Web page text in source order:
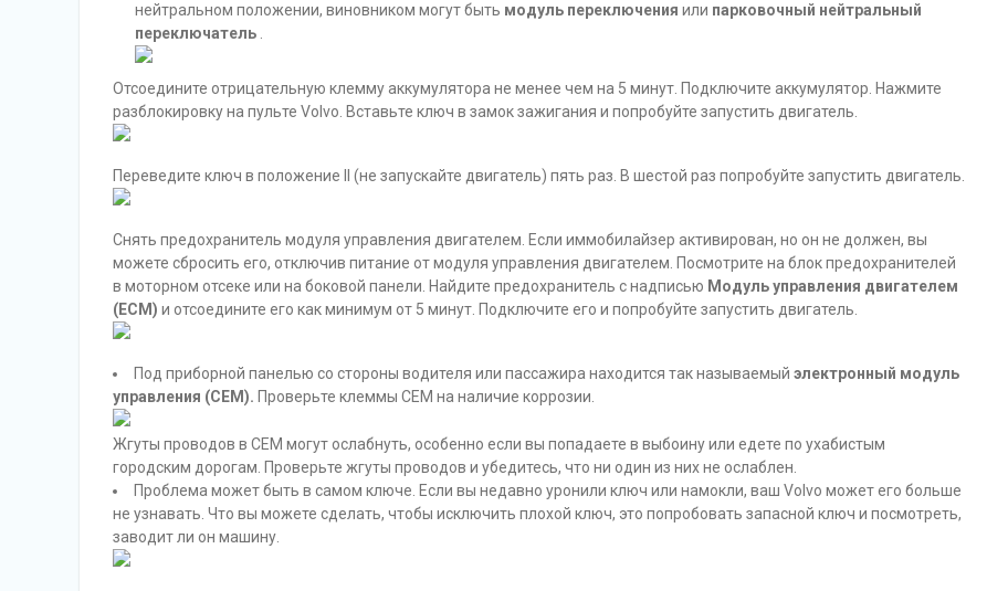
нейтральном положении, виновником могут быть модуль переключения или парковочный нейтральный
переключатель .
Отсоедините отрицательную клемму аккумулятора не менее чем на 5 минут. Подключите аккумулятор. Нажмите
разблокировку на пульте Volvo. Вставьте ключ в замок зажигания и попробуйте запустить двигатель.
Переведите ключ в положение II (не запускайте двигатель) пять раз. В шестой раз попробуйте запустить двигатель.
Снять предохранитель модуля управления двигателем. Если иммобилайзер активирован, но он не должен, вы
можете сбросить его, отключив питание от модуля управления двигателем. Посмотрите на блок предохранителей
в моторном отсеке или на боковой панели. Найдите предохранитель с надписью Модуль управления двигателем
(ECM) и отсоедините его как минимум от 5 минут. Подключите его и попробуйте запустить двигатель.
Под приборной панелью со стороны водителя или пассажира находится так называемый электронный модуль
управления (CEM). Проверьте клеммы CEM на наличие коррозии.
Жгуты проводов в CEM могут ослабнуть, особенно если вы попадаете в выбоину или едете по ухабистым
городским дорогам. Проверьте жгуты проводов и убедитесь, что ни один из них не ослаблен.
Проблема может быть в самом ключе. Если вы недавно уронили ключ или намокли, ваш Volvo может его больше
не узнавать. Что вы можете сделать, чтобы исключить плохой ключ, это попробовать запасной ключ и посмотреть,
заводит ли он машину.